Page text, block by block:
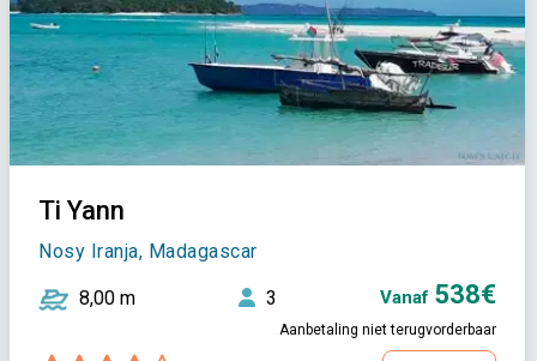
Ti Yann
Nosy Iranja, Madagascar
8,00 m 3 Vanaf 538€
Aanbetaling niet terugvorderbaar